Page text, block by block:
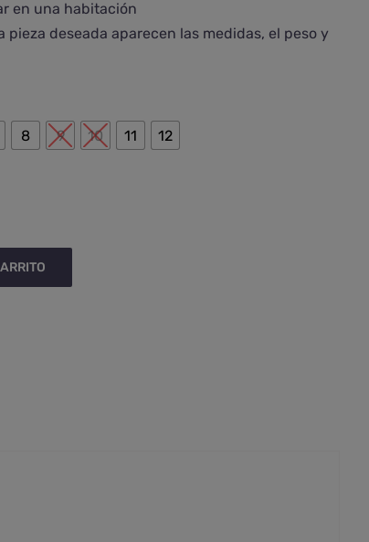
en una habitación
pieza deseada aparecen las medidas, el peso y
8 9 10 11 12